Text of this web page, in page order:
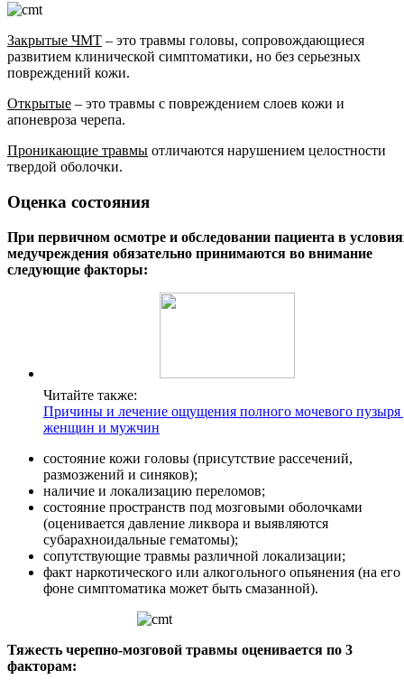
Закрытые ЧМТ – это травмы головы, сопровождающиеся
развитием клинической симптоматики, но без серьезных
повреждений кожи.
Открытые – это травмы с повреждением слоев кожи и
апоневроза черепа.
Проникающие травмы отличаются нарушением целостности
твердой оболочки.
Оценка состояния
При первичном осмотре и обследовании пациента в
медучреждения обязательно принимаются во внимание
следующие факторы:
Читайте также:
Причины и лечение ощущения полного мочевого пузыря
женщин и мужчин
состояние кожи головы (присутствие рассечений,
размозжений и синяков);
наличие и локализацию переломов;
состояние пространств под мозговыми оболочками
(оценивается давление ликвора и выявляются
субарахноидальные гематомы);
сопутствующие травмы различной локализации;
факт наркотического или алкогольного опьянения (на его
фоне симптоматика может быть смазанной).
Тяжесть черепно-мозговой травмы оценивается по 3
факторам: